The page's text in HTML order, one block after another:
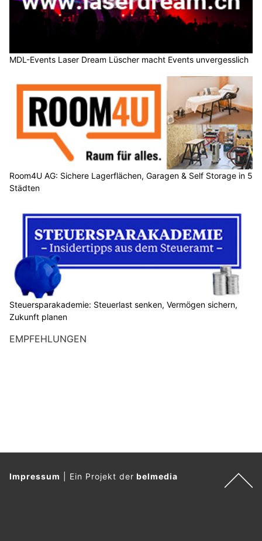
MDL-Events Laser Dream Lüscher macht Events unvergesslich
Room4U AG: Sichere Lagerflächen, Garagen & Self Storage in 5
Städten
Steuersparakademie: Steuerlast senken, Vermögen sichern,
Zukunft planen
EMPFEHLUNGEN
Impressum Ein Projekt derbelmedia